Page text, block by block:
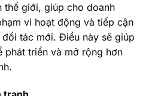
thế giới, giúp cho doanh
vi hoạt động và tiếp cận
tác mới. Điều này sẽ giúp
phát triển và mở rộng hơn